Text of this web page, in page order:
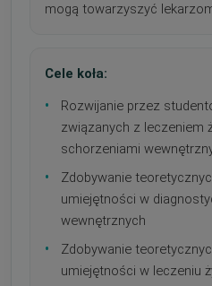
mogą towarzyszyć
Cele koła:
•
Rozwijanie przez
związanych z leczeniem
schorzeniami
•
Zdobywanie
umiejętności w
wewnętrznych
•
Zdobywanie
umiejętności w leczeniu